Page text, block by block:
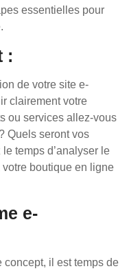
essentielles pour
:
de votre site e-
clairement votre
ou services allez-vous
Quels seront vos
temps d’analyser le
votre boutique en ligne
e-
concept, il est temps de